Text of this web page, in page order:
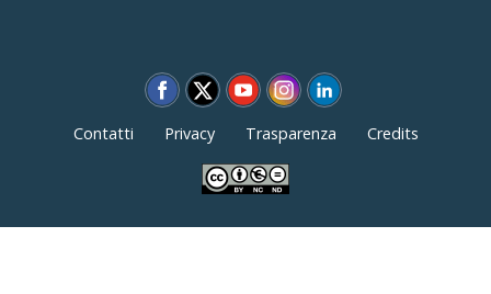
Contatti Privacy Trasparenza Credits